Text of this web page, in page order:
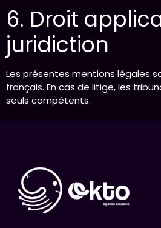
6. Droit
juridiction
Les présentes mentions légales
français. En cas de litige, les
seuls compétents.